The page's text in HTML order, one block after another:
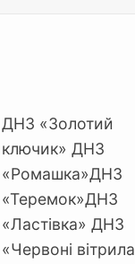
ДНЗ «Золотий
ключик» ДНЗ
«Ромашка»ДНЗ
«Теремок»ДНЗ
«Ластівка» ДНЗ
«Червоні